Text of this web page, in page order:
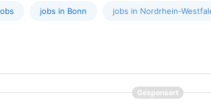
jobs in Bonn jobs in Nordrhein-
Gesponsert